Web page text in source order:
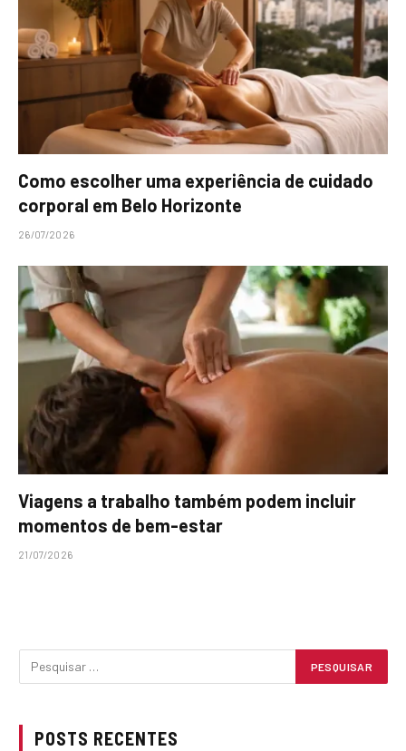
Como escolher uma experiência de cuidado
corporal em Belo Horizonte
26/07/2026
Viagens a trabalho também podem incluir
momentos de bem-estar
21/07/2026
POSTS RECENTES